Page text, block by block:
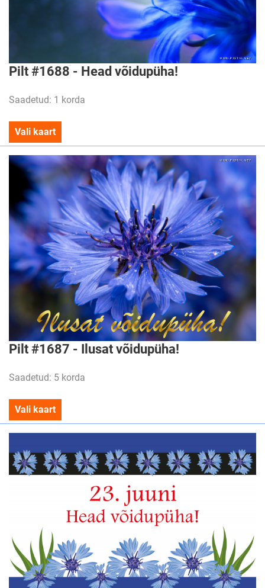
Pilt #1688 - Head võidupüha!
Saadetud: 1 korda
Vali kaart
Pilt #1687 - Ilusat võidupüha!
Saadetud: 5 korda
Vali kaart